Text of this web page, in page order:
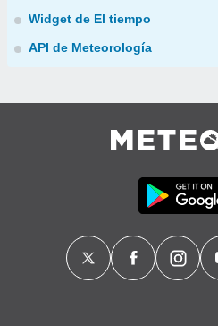
Widget de El tiempo
API de Meteorología